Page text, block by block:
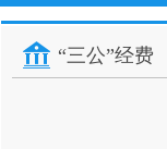
“三公”经费